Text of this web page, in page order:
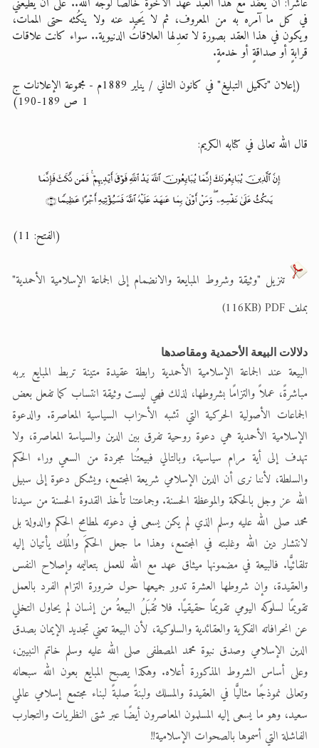
في كل ما آمره به من المعروف، ثم لا يَحيد عنه ولا ينكُثه حتى الممات،
ويكون في هذا العقد بصورة لا تعدِلها العلاقاتُ الدنيوية.. سواء كانت علاقات
قرابةٍ أو صداقةٍ أو خدمةٍ.
(إعلان "تكميل التبليغ" في كانون الثاني / يناير 1889م - مجموعة الإعلانات ج
1 ص 189-190)
قال الله تعالى في كتابه الكريم:
(الفتح: 11)
تنزيل "وثيقة وشروط المبايعة والانضمام إلى الجماعة الإسلامية الأحمدية"
بملف 116KB) PDF)
دلالات البيعة الأحمدية ومقاصدها
البيعة عند الجماعة الإسلامية الأحمدية رابطة عقيدة متينة تربط المبايع بربه
مباشرةً، عملاً والتزامًا بشروطها، لذلك فهي ليست وثيقة انتساب كما تفعل بعض
الجماعات الأصولية الحركية التي تشبه الأحزاب السياسية المعاصرة. والدعوة
الإسلامية الأحمدية هي دعوة روحية تفرق بين الدين والسياسة المعاصرة، ولا
تهدف إلى أية مرام سياسية، وبالتالي فبيعتُنا مجردة من السعي وراء الحكم
والسلطة، لأننا نرى أن الدين الإسلامي شريعة المجتمع، ويشكل دعوة إلى سبيل
الله عز وجل بالحكمة والموعظة الحسنة. وجماعتنا تأخذ القدوة الحسنة من سيدنا
محمد صلى الله عليه وسلم الذي لم يكن يسعى في دعوته لمطامح الحكم والدولة بل
لانتشار دين الله وغلبته في المجتمع، وهذا ما جعل الحكمَ والمُلك يأتيان إليه
تلقائيًّا. فالبيعة في مضمونها ميثاق عهد مع الله للعمل بتعاليمه وإصلاح النفس
والعقيدة، وإن شروطها العشرة تدور جميعها حول ضرورة التزام الفرد بالعمل
تقويمًا لسلوكه اليومي تقويمًا حقيقيًا. فلا تُقبَلُ البيعةُ من إنسان لم يحاول التخلي
عن انحرافاته الفكرية والعقائدية والسلوكية، لأن البيعة تعني تجديد الإيمان بصدق
الدين الإسلامي وصدق نبوة محمد المصطفى صلى الله عليه وسلم خاتم النبيين،
وعلى أساس الشروط المذكورة أعلاه. وهكذا يصبح المبايع بعون الله سبحانه
وتعالى نموذجًا مثاليًّا في العقيدة والمسلك ولبنةً صلبةً لبناء مجتمع إسلامي عالمي
سعيد، وهو ما يسعى إليه المسلمون المعاصرون أيضًا عبر شتى النظريات والتجارب
الفاشلة التي أسموها بالصحوات الإسلامية!!